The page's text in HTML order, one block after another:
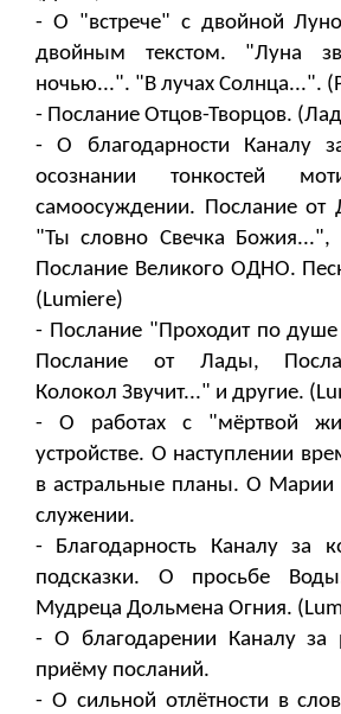
- О "встрече" с двойной
двойным текстом. "Луна
ночью...". "В лучах Солнца...".
- Послание Отцов-Творцов.
- О благодарности Каналу
осознании тонкостей
самоосуждении. Послание от
"Ты словно Свечка Божия...",
Послание Великого ОДНО.
(Lumiere)
- Послание "Проходит по душе
Послание от Лады,
Колокол Звучит..." и другие.
- О работах с "мёртвой
устройстве. О наступлении
в астральные планы. О Марии
служении.
- Благодарность Каналу за
подсказки. О просьбе
Мудреца Дольмена Огния.
- О благодарении Каналу за
приёму посланий.
- О сильной отлётности в